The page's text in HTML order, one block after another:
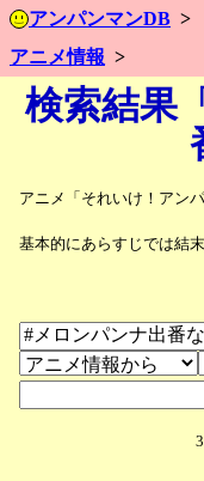
アンパンマンDB
アニメ情報
検索結果
アニメ「それいけ！アン
基本的にあらすじでは結